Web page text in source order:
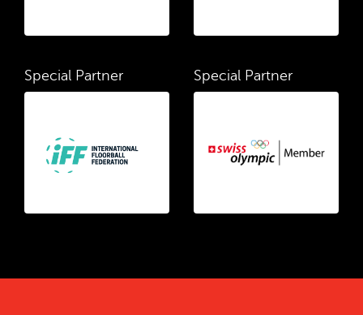
Special Partner Special Partner